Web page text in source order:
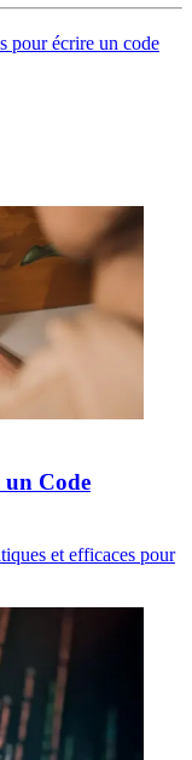
pour écrire un code
un Code
et efficaces pour